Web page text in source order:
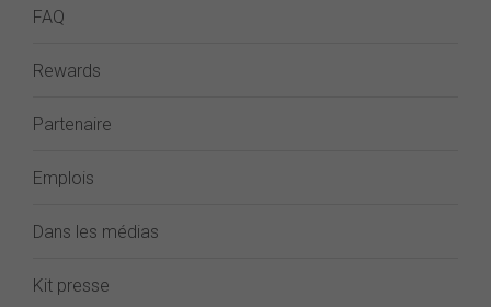
FAQ
Rewards
Partenaire
Emplois
Dans les médias
Kit presse